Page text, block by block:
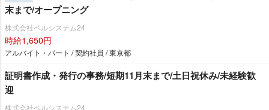
末まで/オープニング
株式会社ベルシステム24
時給1,650円
アルバイト・パート / 契約社員 / 東京都
証明書作成・発行の事務/短期11月末まで/土日祝休み/未経験歓
迎
株式会社ベルシステム24